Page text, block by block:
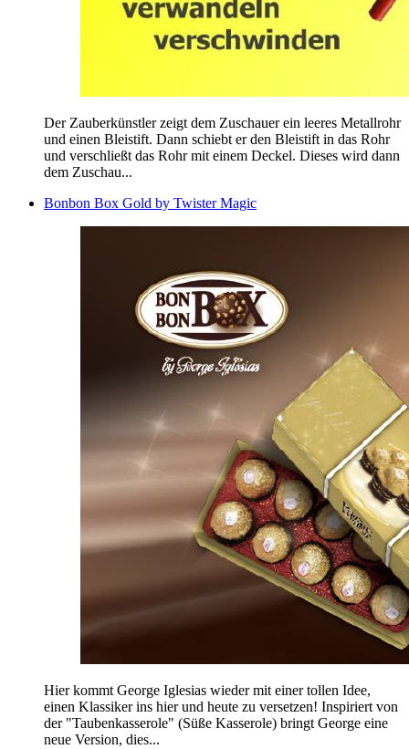
Der Zauberkünstler zeigt dem Zuschauer ein leeres Metallrohr
und einen Bleistift. Dann schiebt er den Bleistift in das Rohr
und verschließt das Rohr mit einem Deckel. Dieses wird dann
dem Zuschau...
Bonbon Box Gold by Twister Magic
Hier kommt George Iglesias wieder mit einer tollen Idee,
einen Klassiker ins hier und heute zu versetzen! Inspiriert von
der "Taubenkasserole" (Süße Kasserole) bringt George eine
neue Version, dies...